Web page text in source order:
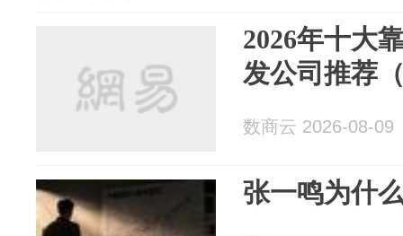
2026年十大
发公司推荐
数商云 2026-08-09
张一鸣为什